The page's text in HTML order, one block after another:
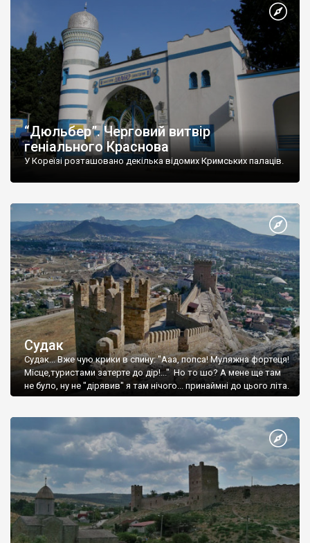
“Дюльбер”. Черговий витвір
геніального Краснова
У Кореїзі розташовано декілька відомих Кримських палаців.
Судак
Судак... Вже чую крики в спину: "Ааа, попса! Муляжна фортеця!
Місце,туристами затерте до дір!..." Но то шо? А мене ще там
не було, ну не "дірявив" я там нічого... принаймні до цього літа.